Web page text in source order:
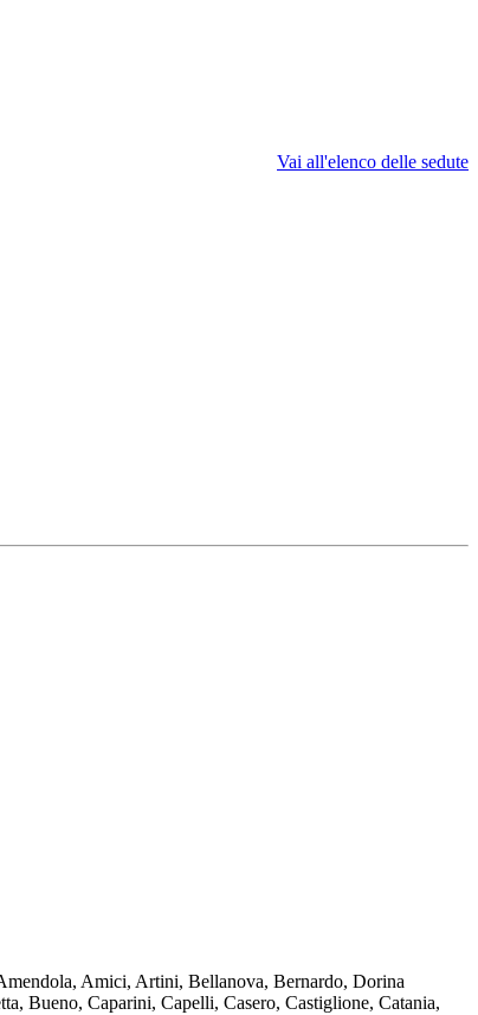
Vai all'elenco delle sedute
Amici, Artini, Bellanova, Bernardo, Dorina
Bueno, Caparini, Capelli, Casero, Castiglione, Catania,